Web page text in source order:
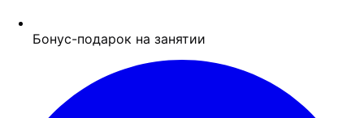
Бонус-подарок на занятии